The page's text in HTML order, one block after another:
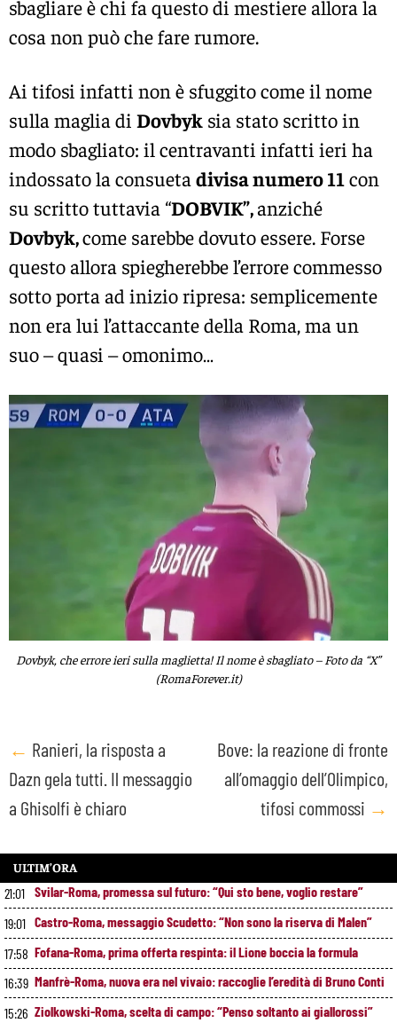
sbagliare è chi fa questo di mestiere allora la
cosa non può che fare rumore.
Ai tifosi infatti non è sfuggito come il nome
sulla maglia di Dovbyk sia stato scritto in
modo sbagliato: il centravanti infatti ieri ha
indossato la consueta divisa numero 11con
su scritto tuttavia “DOBVIK”,anziché
Dovbyk,come sarebbe dovuto essere. Forse
questo allora spiegherebbe l’errore commesso
sotto porta ad inizio ripresa: semplicemente
non era lui l’attaccante della Roma, ma un
suo – quasi – omonimo…
Dovbyk, che errore ieri sulla maglietta! Il nome è sbagliato – Foto da “X”
(RomaForever.it)
Post
navigation
← Ranieri, la risposta a
Dazn gela tutti. Il messaggio
a Ghisolfi è chiaro
Bove: la reazione di fronte
all’omaggio dell’Olimpico,
tifosi commossi →
ULTIM’ORA
21:01 Svilar-Roma, promessa sul futuro: “Qui sto bene, voglio restare”
19:01 Castro-Roma, messaggio Scudetto: “Non sono la riserva di Malen”
17:58 Fofana-Roma, prima offerta respinta: il Lione boccia la formula
16:39 Manfrè-Roma, nuova era nel vivaio: raccoglie l’eredità di Bruno Conti
15:26 Ziolkowski-Roma, scelta di campo: “Penso soltanto ai giallorossi”